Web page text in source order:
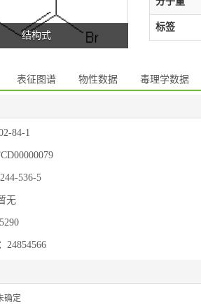
结构式
标签
表征图谱 物性数据 毒理学数据
84-1
244-536-5
无
24854566
确定